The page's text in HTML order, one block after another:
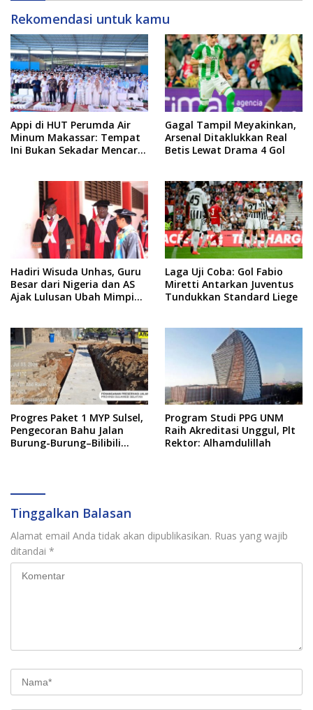
Rekomendasi untuk kamu
Appi di HUT Perumda Air
Minum Makassar: Tempat
Ini Bukan Sekadar Mencari
Gagal Tampil Meyakinkan,
Arsenal Ditaklukkan Real
Betis Lewat Drama 4 Gol
Hadiri Wisuda Unhas, Guru
Besar dari Nigeria dan AS
Ajak Lulusan Ubah Mimpi
Laga Uji Coba: Gol Fabio
Miretti Antarkan Juventus
Tundukkan Standard Liege
Progres Paket 1 MYP Sulsel,
Pengecoran Bahu Jalan
Burung-Burung–Bilibili
Program Studi PPG UNM
Raih Akreditasi Unggul, Plt
Rektor: Alhamdulillah
Tinggalkan Balasan
Alamat email Anda tidak akan dipublikasikan. Ruas yang wajib
ditandai *